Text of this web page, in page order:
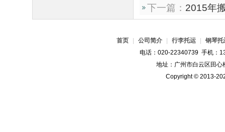
下一篇： 2015年
首页 公司简介 行李托运
钢琴托
电话：020-22340739 手机：
地址：广州市白云区田
Copyright © 2013-